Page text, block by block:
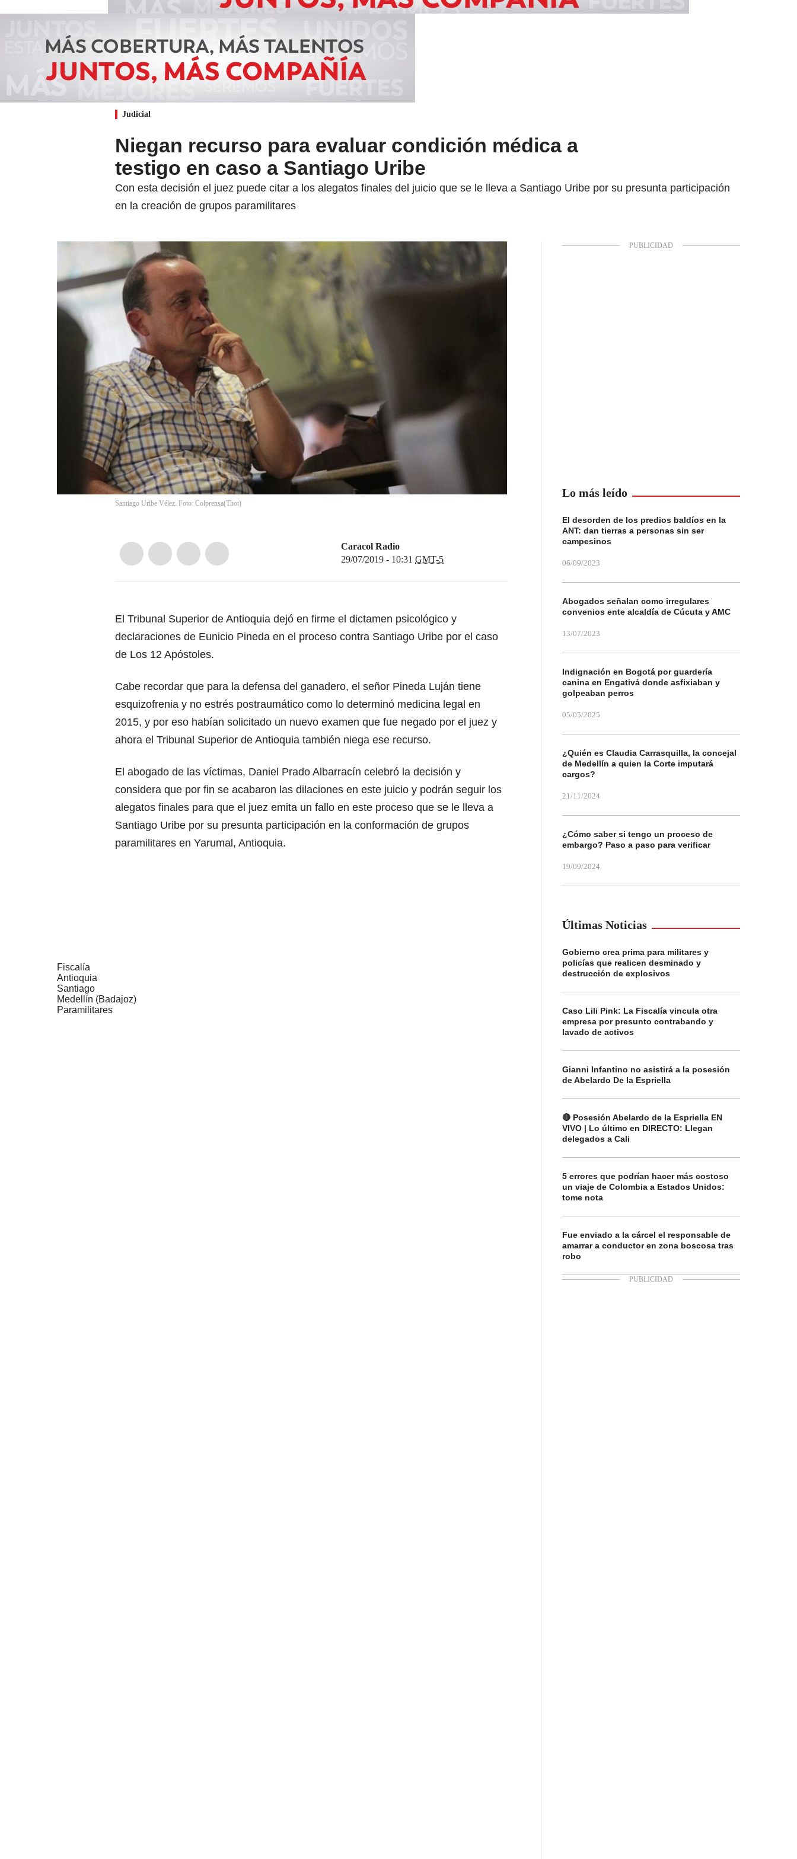
Judicial
Niegan recurso para evaluar condición médica a
testigo en caso a Santiago Uribe
Con esta decisión el juez puede citar a los alegatos finales del juicio que se le lleva a Santiago Uribe por su presunta participación
en la creación de grupos paramilitares
Santiago Uribe Vélez. Foto: Colprensa(Thot)
Caracol Radio
29/07/2019 - 10:31 GMT-5
El Tribunal Superior de Antioquia dejó en firme el dictamen psicológico y
declaraciones de Eunicio Pineda en el proceso contra Santiago Uribe por el caso
de Los 12 Apóstoles.
Cabe recordar que para la defensa del ganadero, el señor Pineda Luján tiene
esquizofrenia y no estrés postraumático como lo determinó medicina legal en
2015, y por eso habían solicitado un nuevo examen que fue negado por el juez y
ahora el Tribunal Superior de Antioquia también niega ese recurso.
El abogado de las víctimas, Daniel Prado Albarracín celebró la decisión y
considera que por fin se acabaron las dilaciones en este juicio y podrán seguir los
alegatos finales para que el juez emita un fallo en este proceso que se le lleva a
Santiago Uribe por su presunta participación en la conformación de grupos
paramilitares en Yarumal, Antioquia.
Fiscalía
Antioquia
Santiago
Medellín (Badajoz)
Paramilitares
Lo más leído
El desorden de los predios baldíos en la
ANT: dan tierras a personas sin ser
campesinos
06/09/2023
Abogados señalan como irregulares
convenios ente alcaldía de Cúcuta y AMC
13/07/2023
Indignación en Bogotá por guardería
canina en Engativá donde asfixiaban y
golpeaban perros
05/05/2025
¿Quién es Claudia Carrasquilla, la concejal
de Medellín a quien la Corte imputará
cargos?
21/11/2024
¿Cómo saber si tengo un proceso de
embargo? Paso a paso para verificar
19/09/2024
Últimas Noticias
Gobierno crea prima para militares y
policías que realicen desminado y
destrucción de explosivos
Caso Lili Pink: La Fiscalía vincula otra
empresa por presunto contrabando y
lavado de activos
Gianni Infantino no asistirá a la posesión
de Abelardo De la Espriella
🔴 Posesión Abelardo de la Espriella EN
VIVO | Lo último en DIRECTO: Llegan
delegados a Cali
5 errores que podrían hacer más costoso
un viaje de Colombia a Estados Unidos:
tome nota
Fue enviado a la cárcel el responsable de
amarrar a conductor en zona boscosa tras
robo